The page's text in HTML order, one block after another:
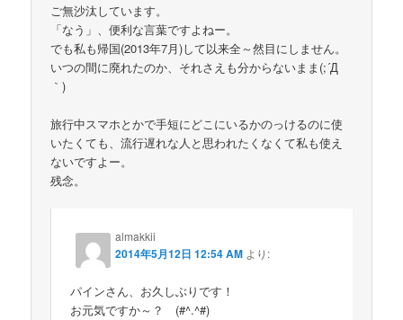
ご無沙汰しています。
「なう」、便利な言葉ですよねー。
でも私も帰国(2013年7月)して以来全～然目にしません。
いつの間に廃れたのか、それさえも分からないまま(;´Д
｀)
旅行中スマホとかで手短にどこにいるかのっけるのに使
いたくても、流行遅れな人と思われたくなくて私も使え
ないですよー。
残念。
almakkii
2014年5月12日 12:54 AM より:
パインさん、お久しぶりです！
お元気ですか～？ (#^.^#)